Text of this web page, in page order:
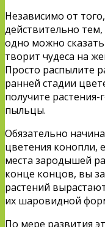
Независимо от
действительно тем,
одно можно
творит чудеса на
Просто распылите
ранней стадии
получите
пыльцы.
Обязательно
цветения конопли,
места зародышей
конце концов, вы
растений
их шаровидной
По мере развития